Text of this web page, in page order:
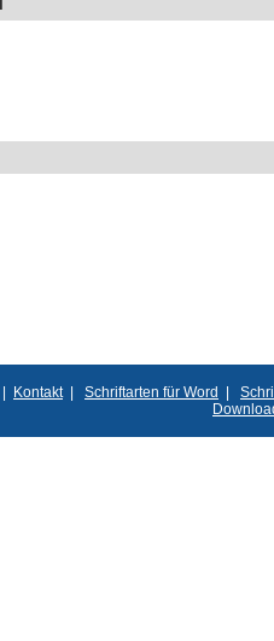
| Kontakt| Schriftarten für Word |